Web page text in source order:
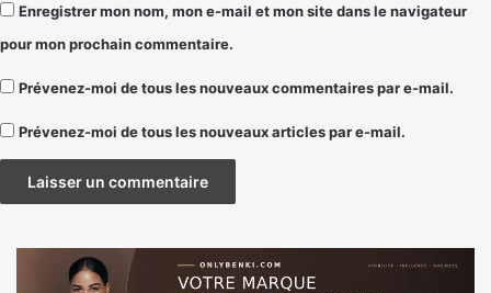
Enregistrer mon nom, mon e-mail et mon site dans le navigateur
pour mon prochain commentaire.
Prévenez-moi de tous les nouveaux commentaires par e-mail.
Prévenez-moi de tous les nouveaux articles par e-mail.